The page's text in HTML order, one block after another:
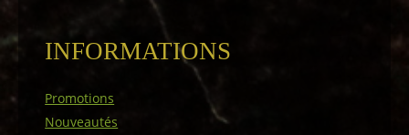
INFORMATIONS
Promotions
Nouveautés